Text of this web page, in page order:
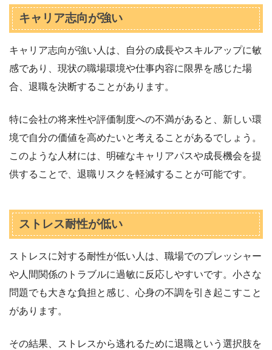
キャリア志向が強い
キャリア志向が強い人は、自分の成長やスキルアップに敏
感であり、現状の職場環境や仕事内容に限界を感じた場
合、退職を決断することがあります。
特に会社の将来性や評価制度への不満があると、新しい環
境で自分の価値を高めたいと考えることがあるでしょう。
このような人材には、明確なキャリアパスや成長機会を提
供することで、退職リスクを軽減することが可能です。
ストレス耐性が低い
ストレスに対する耐性が低い人は、職場でのプレッシャー
や人間関係のトラブルに過敏に反応しやすいです。小さな
問題でも大きな負担と感じ、心身の不調を引き起こすこと
があります。
その結果、ストレスから逃れるために退職という選択肢を